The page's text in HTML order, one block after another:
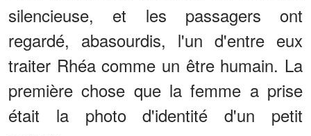
silencieuse, et les passagers ont
regardé, abasourdis, l'un d'entre eux
traiter Rhéa comme un être humain. La
première chose que la femme a prise
était la photo d'identité d'un petit